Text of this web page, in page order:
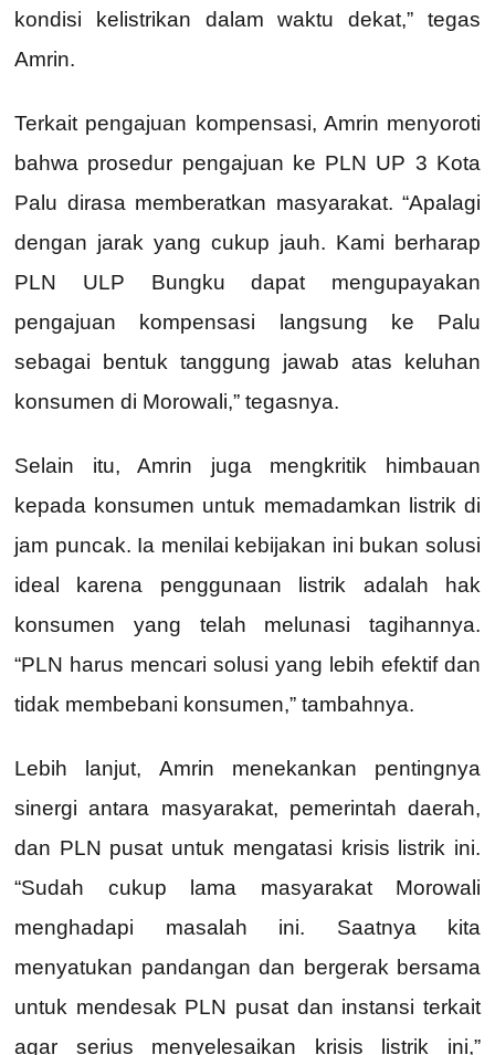
kondisi kelistrikan dalam waktu dekat,” tegas
Amrin.
Terkait pengajuan kompensasi, Amrin menyoroti
bahwa prosedur pengajuan ke PLN UP 3 Kota
Palu dirasa memberatkan masyarakat. “Apalagi
dengan jarak yang cukup jauh. Kami berharap
PLN ULP Bungku dapat mengupayakan
pengajuan kompensasi langsung ke Palu
sebagai bentuk tanggung jawab atas keluhan
konsumen di Morowali,” tegasnya.
Selain itu, Amrin juga mengkritik himbauan
kepada konsumen untuk memadamkan listrik di
jam puncak. Ia menilai kebijakan ini bukan solusi
ideal karena penggunaan listrik adalah hak
konsumen yang telah melunasi tagihannya.
“PLN harus mencari solusi yang lebih efektif dan
tidak membebani konsumen,” tambahnya.
Lebih lanjut, Amrin menekankan pentingnya
sinergi antara masyarakat, pemerintah daerah,
dan PLN pusat untuk mengatasi krisis listrik ini.
“Sudah cukup lama masyarakat Morowali
menghadapi masalah ini. Saatnya kita
menyatukan pandangan dan bergerak bersama
untuk mendesak PLN pusat dan instansi terkait
agar serius menyelesaikan krisis listrik ini,”